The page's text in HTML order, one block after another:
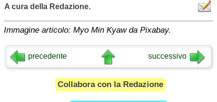
A cura della Redazione.
Immagine articolo: Myo Min Kyaw da Pixabay.
precedente successivo
Collabora con la Redazione